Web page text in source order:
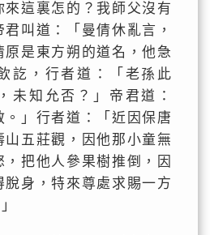
來這裏怎的？我師父沒有
叫道：「曼倩休亂言，
是東方朔的道名，他急
訖，行者道：「老孫此
未知允否？」帝君道：
。」行者道：「近因保唐
五莊觀，因他那小童無
把他人參果樹推倒，因
脫身，特來尊處求賜一方